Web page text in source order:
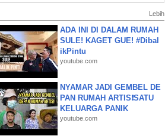
Lebih
ADA INI DI DALAM RUMAH
SULE! KAGET GUE! #Dibal
ikPintu
youtube.com
NYAMAR JADI GEMBEL DE
PAN RUMAH ARTIS❗SATU
KELUARGA PANIK
youtube.com